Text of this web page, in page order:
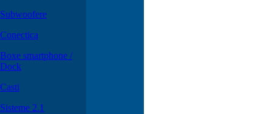
Subwoofere
Conectica
Boxe smartphone /
Dock
Casti
Sisteme 2.1